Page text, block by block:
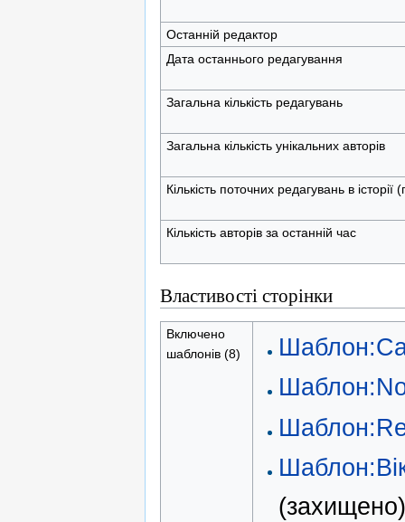
Останній редактор
Дата останнього редагування
Загальна кількість редагувань
Загальна кількість унікальних авторів
Кількість поточних редагувань в
Кількість авторів за останній час
Властивості сторінки
Включено
шаблонів (8)
(захищено)